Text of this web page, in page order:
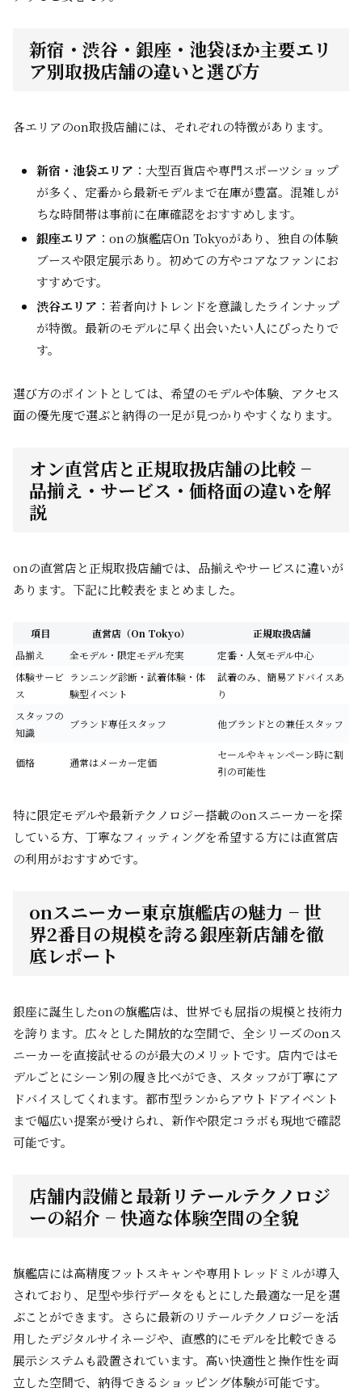
新宿・渋谷・銀座・池袋ほか主要エリ
ア別取扱店舗の違いと選び方
各エリアのon取扱店舗には、それぞれの特徴があります。
新宿・池袋エリア ：大型百貨店や専門スポーツショップ
が多く、定番から最新モデルまで在庫が豊富。混雑しが
ちな時間帯は事前に在庫確認をおすすめします。
銀座エリア ：onの旗艦店On Tokyoがあり、独自の体験
ブースや限定展示あり。初めての方やコアなファンにお
すすめです。
渋谷エリア ：若者向けトレンドを意識したラインナップ
が特徴。最新のモデルに早く出会いたい人にぴったりで
す。
選び方のポイントとしては、希望のモデルや体験、アクセス
面の優先度で選ぶと納得の一足が見つかりやすくなります。
オン直営店と正規取扱店舗の比較 −
品揃え・サービス・価格面の違いを解
説
onの直営店と正規取扱店舗では、品揃えやサービスに違いが
あります。下記に比較表をまとめました。
項目 直営店（On Tokyo）
正規取扱店舗
品揃え
全モデル・限定モデル充実
定番・人気モデル中心
体験サービ
ス
ランニング診断・試着体験・体
験型イベント
試着のみ、簡易アドバイスあ
り
スタッフの
知識
ブランド専任スタッフ 他ブランドとの兼任スタッフ
価格 通常はメーカー定価
セールやキャンペーン時に割
引の可能性
特に限定モデルや最新テクノロジー搭載のonスニーカーを探
している方、丁寧なフィッティングを希望する方には直営店
の利用がおすすめです。
onスニーカー東京旗艦店の魅力 − 世
界2番目の規模を誇る銀座新店舗を徹
底レポート
銀座に誕生したonの旗艦店は、世界でも屈指の規模と技術力
を誇ります。広々とした開放的な空間で、全シリーズのonス
ニーカーを直接試せるのが最大のメリットです。店内ではモ
デルごとにシーン別の履き比べができ、スタッフが丁寧にア
ドバイスしてくれます。都市型ランからアウトドアイベント
まで幅広い提案が受けられ、新作や限定コラボも現地で確認
可能です。
店舗内設備と最新リテールテクノロジ
ーの紹介 − 快適な体験空間の全貌
旗艦店には高精度フットスキャンや専用トレッドミルが導入
されており、足型や歩行データをもとにした最適な一足を選
ぶことができます。さらに最新のリテールテクノロジーを活
用したデジタルサイネージや、直感的にモデルを比較できる
展示システムも設置されています。高い快適性と操作性を両
立した空間で、納得できるショッピング体験が可能です。